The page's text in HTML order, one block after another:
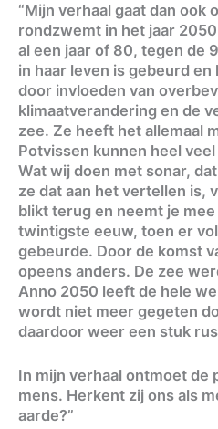
“Mijn verhaal gaat dan ook
rondzwemt in het jaar
al een jaar of 80, tegen de
in haar leven is gebeurd
door invloeden van
klimaatverandering en de
zee. Ze heeft het allemaal
Potvissen kunnen heel
Wat wij doen met sonar,
ze dat aan het vertellen is,
blikt terug en neemt je
twintigste eeuw, toen er
gebeurde. Door de komst
opeens anders. De zee
Anno 2050 leeft de hele
wordt niet meer gegeten
daardoor weer een stuk
In mijn verhaal ontmoet de
mens. Herkent zij ons als
aarde?”